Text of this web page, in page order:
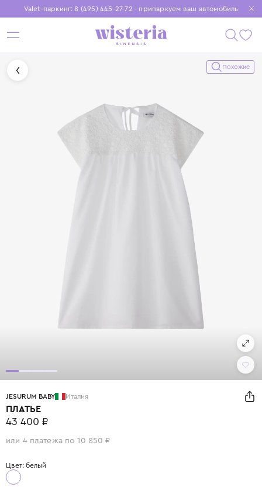
Valet-паркинг: 8 (495) 445-27-72 - припаркуем ваш автомобиль
Бесплатная доставка при заказе от 15 000 ₽
Установите приложение, чтобы покупки были еще удобнее
Похожие
JESURUM BABY Италия
ПЛАТЬЕ
43 400 ₽
или 4 платежа по 10 850 ₽
Цвет: белый